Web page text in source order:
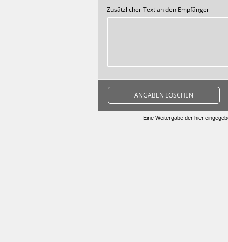
Zusätzlicher Text an den Empfänger
ANGABEN LÖSCHEN
Eine Weitergabe der hier